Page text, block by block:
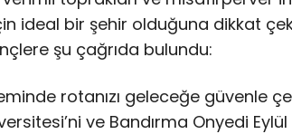
ideal bir şehir olduğuna dikkat
şu çağrıda bulundu:
rotanızı geleceğe güvenle
ve Bandırma Onyedi